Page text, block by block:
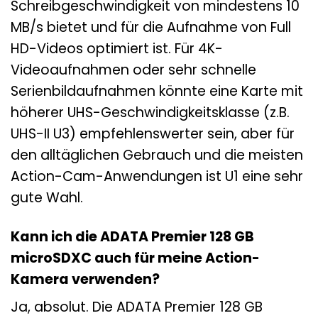
Schreibgeschwindigkeit von mindestens 10
MB/s bietet und für die Aufnahme von Full
HD-Videos optimiert ist. Für 4K-
Videoaufnahmen oder sehr schnelle
Serienbildaufnahmen könnte eine Karte mit
höherer UHS-Geschwindigkeitsklasse (z.B.
UHS-II U3) empfehlenswerter sein, aber für
den alltäglichen Gebrauch und die meisten
Action-Cam-Anwendungen ist U1 eine sehr
gute Wahl.
Kann ich die ADATA Premier 128 GB
microSDXC auch für meine Action-
Kamera verwenden?
Ja, absolut. Die ADATA Premier 128 GB